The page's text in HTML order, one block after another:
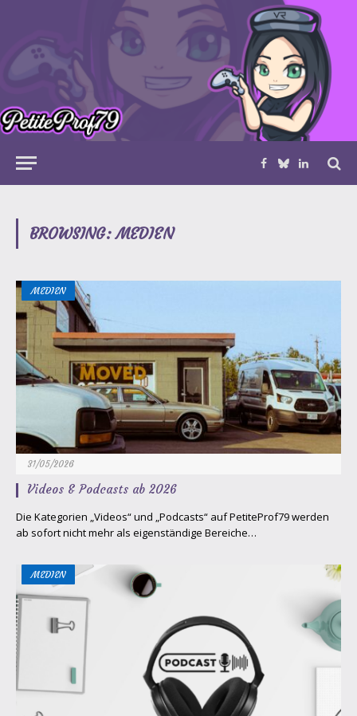
Facebook
BlueskyLinkedIn
BROWSING:MEDIEN
MEDIEN
31/05/2026
Videos & Podcasts ab 2026
Die Kategorien „Videos“ und „Podcasts“ auf PetiteProf79 werden
ab sofort nicht mehr als eigenständige Bereiche…
MEDIEN